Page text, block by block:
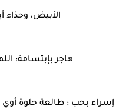
الأبيض،
هاجر بإبتسامة:
إسراء بحب : طالعة حلوة أوي